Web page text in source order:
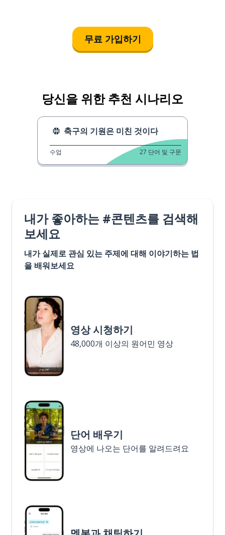
무료 가입하기
당신을 위한 추천 시나리오
축구의 기원은 미친 것이다
수업 27 단어 및 구문
내가 좋아하는 #콘텐츠를 검색해
보세요
내가 실제로 관심 있는 주제에 대해 이야기하는 법
을 배워보세요
영상 시청하기
48,000개 이상의 원어민 영상
단어 배우기
영상에 나오는 단어를 알려드려요